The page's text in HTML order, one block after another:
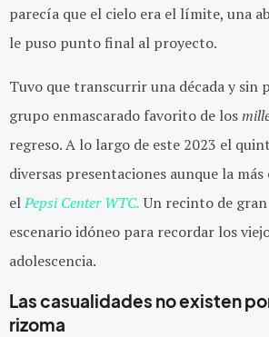
parecía que el cielo era el límite, una
le puso punto final al proyecto.
Tuvo que transcurrir una década y sin
grupo enmascarado favorito de los
regreso. A lo largo de este 2023 el
diversas presentaciones aunque la
elPepsi Center WTC.Un recinto de
escenario idóneo para recordar los
adolescencia.
Las casualidades no existen
rizoma